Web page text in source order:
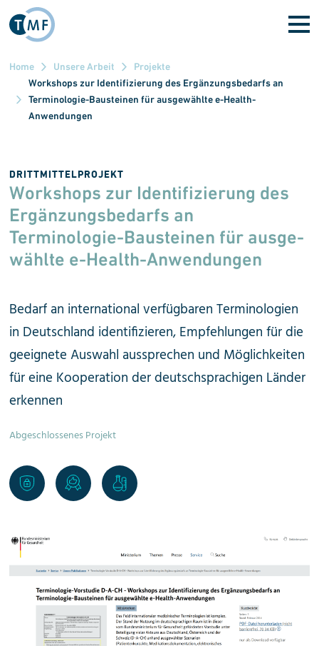
Direkt zum Inhalt
Home Unsere Arbeit
Projekte
Workshops zur Identifizierung des Ergänzungsbedarfs an
Terminologie-Bausteinen für ausgewählte e-Health-
Anwendungen
DRITTMITTELPROJEKT
Workshops zur Identifi­zierung des
Ergänzungs­bedarfs an
Terminologie-Bau­steinen für aus­ge­
wählte e-Health-Anwendungen
Bedarf an international verfügbaren Terminologien
in Deutschland identifizieren, Empfehlungen für die
geeignete Auswahl aussprechen und Möglichkeiten
für eine Kooperation der deutsch­sprachigen Länder
erkennen
Abgeschlossenes Projekt